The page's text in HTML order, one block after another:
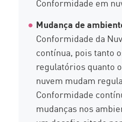
Conformidade em
Mudança de
Conformidade da
contínua, pois tanto
regulatórios quanto
nuvem mudam
Conformidade
mudanças nos